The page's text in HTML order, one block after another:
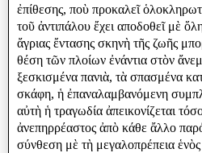
ἐπίθεσης, ποὺ προκαλεῖ
τοῦ ἀντιπάλου ἔχει αποδοθεῖ μὲ
ἄγριας ἔντασης σκηνὴ τῆς ζωῆς
θέση τῶν πλοίων ἐνάντια στὸν
ξεσκισμένα πανιὰ, τὰ σπασμένα
σκάφη, ἡ ἐπαναλαμβανόμενη
αὐτὴ ἡ τραγωδία ἀπεικονίζεται
ἀνεπηρρέαστος ἀπὸ κάθε ἄλλο
σύνθεση μὲ τὴ μεγαλοπρέπεια